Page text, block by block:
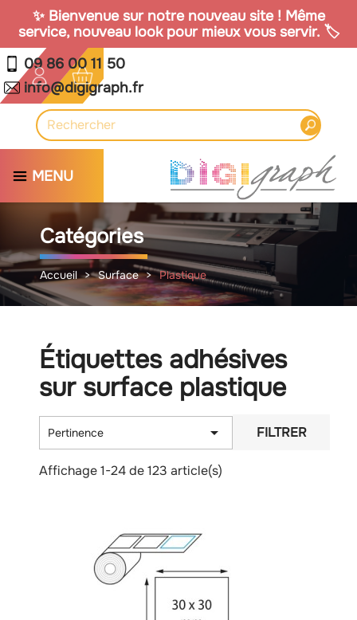
✨ Bienvenue sur notre nouveau site ! Même
service, nouveau look pour mieux vous servir. 🏷️
MENU
09 86 00 11 50
info@digigraph.fr
Catégories
Accueil Surface Plastique
Étiquettes adhésives
sur surface plastique
Pertinence  FILTRER
Affichage 1-24 de 123 article(s)